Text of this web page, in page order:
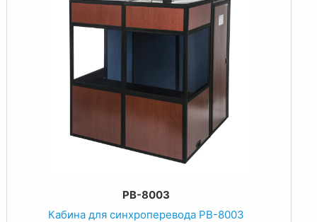
PB-8003
Кабина для синхроперевода PB-8003